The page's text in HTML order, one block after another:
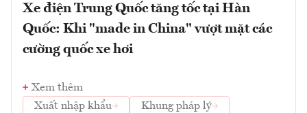
Xe điện Trung Quốc tăng tốc tại Hàn
Quốc: Khi "made in China" vượt mặt các
cường quốc xe hơi
Xem thêm
Xuất nhập khẩu
Khung pháp lý